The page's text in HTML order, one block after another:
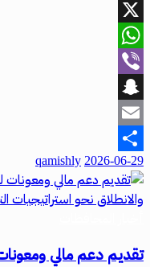
Facebook
X
WhatsApp
Viber
Snapchat
Email
Share
2026-06-29
qamishly
تقديم دعم مالي ومعونات